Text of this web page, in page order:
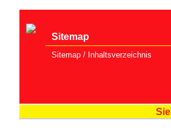
Sitemap
Sitemap / Inhaltsver­zeichnis